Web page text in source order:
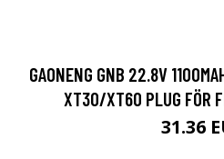
GAONENG GNB 22.8V
XT30/XT60 PLUG FÖR
31.36